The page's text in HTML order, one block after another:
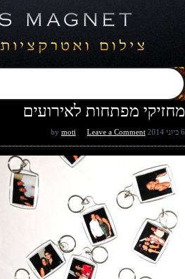
מחזיקי מפתחות לאירועים
6 ביוני 2014 moti Leave a Comment